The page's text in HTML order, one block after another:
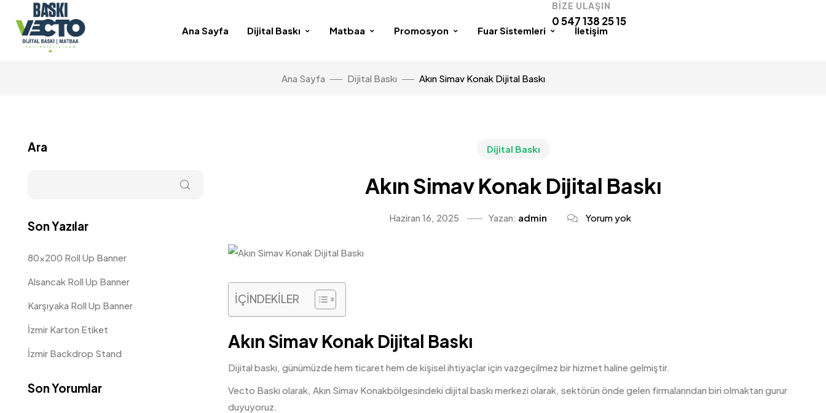
Ana Sayfa Dijital Baskı Matbaa Promosyon Fuar Sistemleri İletişim
BİZE ULAŞIN
0 547 138 25 15
Ana Sayfa Dijital Baskı Akın Simav Konak Dijital Baskı
Dijital Baskı
Akın Simav Konak Dijital Baskı
Haziran 16, 2025 Yazan: admin Yorum yok
İÇİNDEKİLER
Akın Simav Konak Dijital Baskı
Dijital baskı, günümüzde hem ticaret hem de kişisel ihtiyaçlar için vazgeçilmez bir hizmet haline gelmiştir.
Vecto Baskı olarak, Akın Simav Konakbölgesindeki dijital baskı merkezi olarak, sektörün önde gelen firmalarından biri olmaktan gurur
duyuyoruz.
Ara
Son Yazılar
80×200 Roll Up Banner
Alsancak Roll Up Banner
Karşıyaka Roll Up Banner
İzmir Karton Etiket
İzmir Backdrop Stand
Son Yorumlar